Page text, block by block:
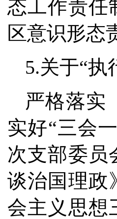
态工作责任
区意识形态
5.关于“执
严格落实
实好“三会
次支部委员
谈治国理政
会主义思想